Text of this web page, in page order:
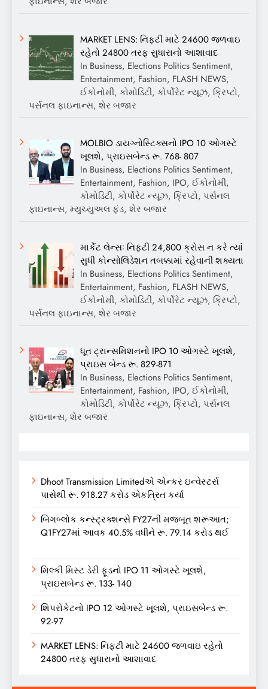
MARKET LENS: નિફ્ટી માટે 24600 જળવાઇ
રહેતો 24800 તરફ સુધારાનો આશાવાદ
In Business, Elections Politics Sentiment,
Entertainment, Fashion, FLASH NEWS,
ઈકોનોમી, કોમોડિટી, કોર્પોરેટ ન્યૂઝ, ક્રિપ્ટો,
પર્સનલ ફાઇનાન્સ, શેર બજાર
MOLBIO ડાયગ્નોસ્ટિક્સનો IPO 10 ઓગસ્ટે
ખૂલશે, પ્રાઇસબેન્ડ રૂ. 768- 807
In Business, Elections Politics Sentiment,
Entertainment, Fashion, IPO, ઈકોનોમી,
કોમોડિટી, કોર્પોરેટ ન્યૂઝ, ક્રિપ્ટો, પર્સનલ
ફાઇનાન્સ, મ્યુચ્યુઅલ ફંડ, શેર બજાર
માર્કેટ લેન્સઃ નિફ્ટી 24,800 ક્રોસ ન કરે ત્યાં
સુધી કોન્સોલિડેશન તબક્કામાં રહેવાની શક્યતા
In Business, Elections Politics Sentiment,
Entertainment, Fashion, FLASH NEWS,
ઈકોનોમી, કોમોડિટી, કોર્પોરેટ ન્યૂઝ, ક્રિપ્ટો,
પર્સનલ ફાઇનાન્સ, શેર બજાર
ધૂત ટ્રાન્સમિશનનો IPO 10 ઓગસ્ટે ખૂલશે,
પ્રાઇસ બેન્ડ રૂ. 829-871
In Business, Elections Politics Sentiment,
Entertainment, Fashion, IPO, ઈકોનોમી,
કોમોડિટી, કોર્પોરેટ ન્યૂઝ, ક્રિપ્ટો, પર્સનલ
ફાઇનાન્સ, શેર બજાર
Dhoot Transmission Limitedએ એન્કર ઇન્વેસ્ટર્સ
પાસેથી રૂ. 918.27 કરોડ એકત્રિત કર્યા
બિગબ્લોક કન્સ્ટ્રક્શન્સે FY27ની મજબૂત શરૂઆત;
Q1FY27માં આવક 40.5% વધીને રૂ. 79.14 કરોડ થઈ
મિલ્કી મિસ્ટ ડેરી ફૂડનો IPO 11 ઓગસ્ટે ખૂલશે,
પ્રાઇસબેન્ડ રૂ. 133- 140
શિપરોકેટનો IPO 12 ઓગસ્ટે ખૂલશે, પ્રાઇસબેન્ડ રૂ.
92-97
MARKET LENS: નિફ્ટી માટે 24600 જળવાઇ રહેતો
24800 તરફ સુધારાનો આશાવાદ